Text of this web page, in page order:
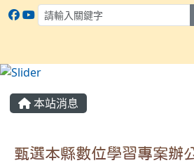
本站消息
甄選本縣數位學習專案辦